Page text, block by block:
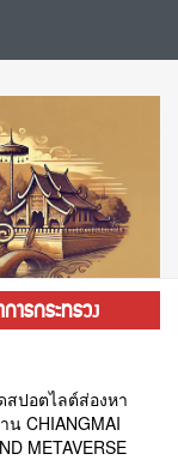
รกระทรวง
สปอตไลต์ส่องหา
น CHIANGMAI
METAVERSE